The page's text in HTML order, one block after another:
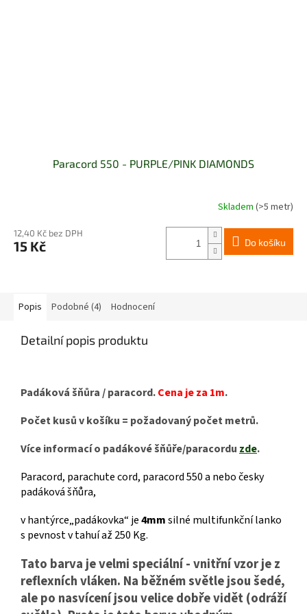
Paracord 550 - PURPLE/PINK DIAMONDS
Skladem (>5 metr)
12,40 Kč bez DPH
15 Kč Do košíku
Popis Podobné (4) Hodnocení
Detailní popis produktu
Padáková šňůra / paracord.Cena je za 1m.
Počet kusů v košíku = požadovaný počet metrů.
Více informací o padákové šňůře/paracordu zde.
Paracord, parachute cord, paracord 550 a nebo česky
padáková šňůra,
v hantýrce„padákovka“ je4mmsilné multifunkční lanko
s pevnost v tahuí až 250 Kg.
Tato barva je velmi speciální - vnitřní vzor je z
reflexních vláken. Na běžném světle jsou šedé,
ale po nasvícení jsou velice dobře vidět (odráží